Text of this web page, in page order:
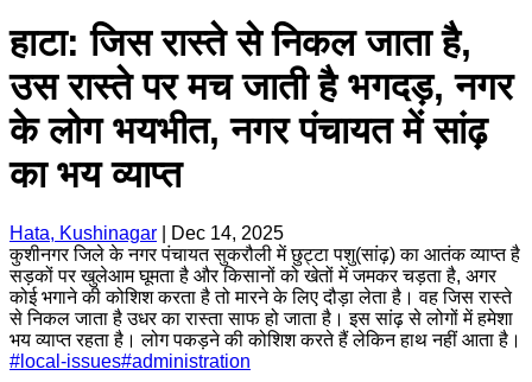
हाटा: जिस रास्ते से निकल जाता है,
उस रास्ते पर मच जाती है भगदड़, नगर
के लोग भयभीत, नगर पंचायत में सांढ़
का भय व्याप्त
Hata, Kushinagar
Dec 14, 2025
कुशीनगर जिले के नगर पंचायत सुकरौली में छुट्टा पशु(सांढ़) का आतंक व्याप्त है
सड़कों पर खुलेआम घूमता है और किसानों को खेतों में जमकर चड़ता है, अगर
कोई भगाने की कोशिश करता है तो मारने के लिए दौड़ा लेता है। वह जिस रास्ते
से निकल जाता है उधर का रास्ता साफ हो जाता है। इस सांढ़ से लोगों में हमेशा
भय व्याप्त रहता है। लोग पकड़ने की कोशिश करते हैं लेकिन हाथ नहीं आता है।
# local-issues#administration